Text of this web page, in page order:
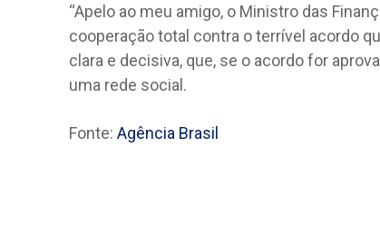
“Apelo ao meu amigo, o Ministro das
cooperação total contra o terrível acordo
clara e decisiva, que, se o acordo for
uma rede social.
Fonte: Agência Brasil